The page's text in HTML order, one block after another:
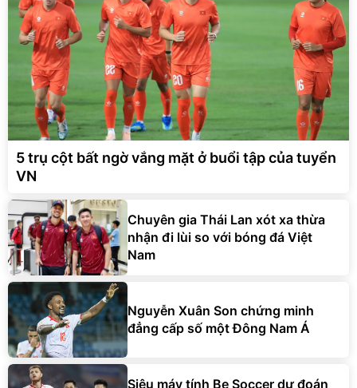
5 trụ cột bất ngờ vắng mặt ở buổi tập của tuyển
VN
Chuyên gia Thái Lan xót xa thừa
nhận đi lùi so với bóng đá Việt
Nam
Nguyễn Xuân Son chứng minh
đẳng cấp số một Đông Nam Á
Siêu máy tính Be Soccer dự đoán